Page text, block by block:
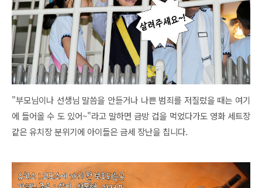
"부모님이나 선생님 말씀을 안듣거나 나쁜 범죄를 저질렀을 때는 여기
에 들어올 수 도 있어~"라고 말하면 금방 겁을 먹었다가도 영화 세트장
같은 유치장 분위기에 아이들은 금세 장난을 칩니다.